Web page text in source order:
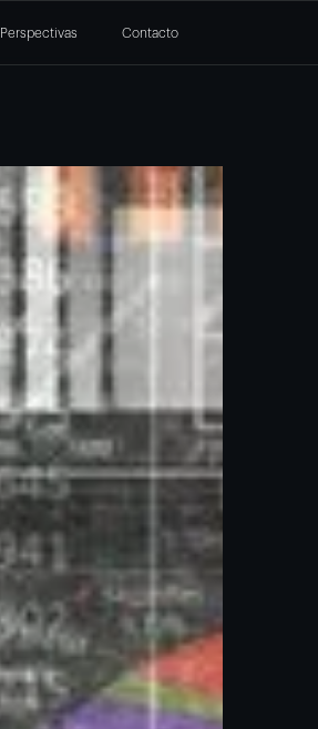
Perspectivas Contacto